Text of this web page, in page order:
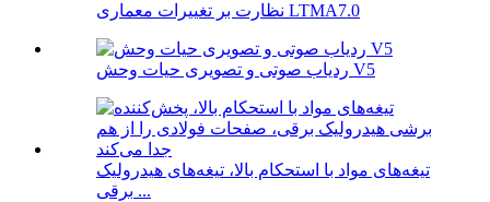
نظارت بر تغییرات معماری LTMA7.0
ردیاب صوتی و تصویری حیات وحش V5
تیغه‌های مواد با استحکام بالا، تیغه‌های هیدرولیک
برقی ...